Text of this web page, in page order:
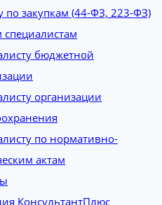
по закупкам (44-ФЗ, 223-ФЗ)
бюджетной
организации
по нормативно-
актам
КонсультантПлюс